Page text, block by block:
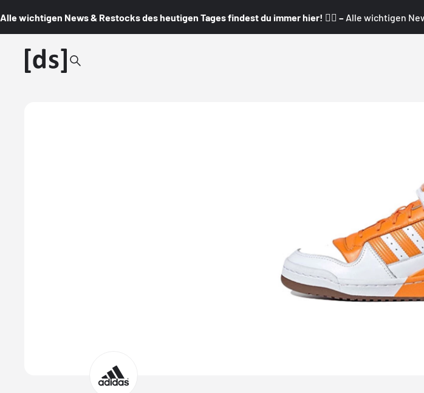
Alle wichtigen News & Restocks des heutigen Tages findest du immer hier! 👇🏼 – Alle wichtigen